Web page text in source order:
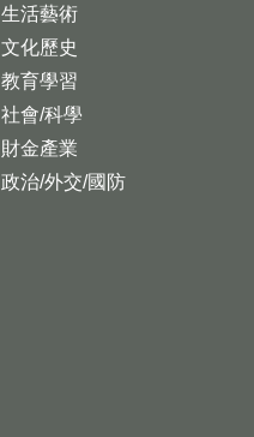
生活藝術
文化歷史
教育學習
社會/科學
財金產業
政治/外交/國防